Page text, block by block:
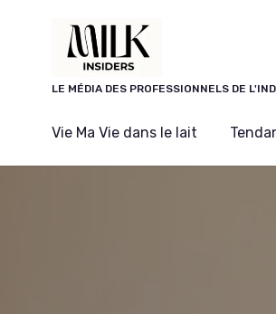
LE MÉDIA DES PROFESSIONNELS DE
Vie Ma Vie dans le lait